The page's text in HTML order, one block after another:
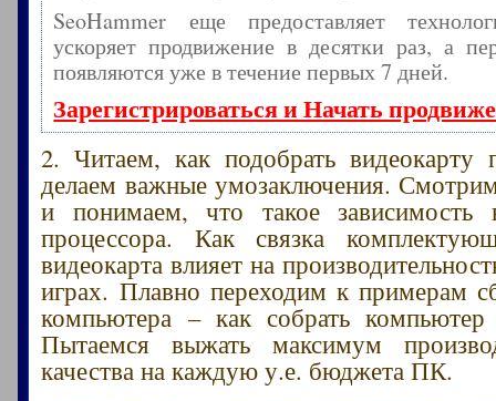
SeoHammer еще предоставляет
ускоряет продвижение в десятки раз, а
появляются уже в течение первых 7 дней.
Зарегистрироваться и Начать
2. Читаем, как подобрать видеокарту
делаем важные умозаключения.
и понимаем, что такое зависимость
процессора. Как связка
видеокарта влияет на
играх. Плавно переходим к примерам
компьютера – как собрать
Пытаемся выжать максимум
качества на каждую у.е. бюджета ПК.